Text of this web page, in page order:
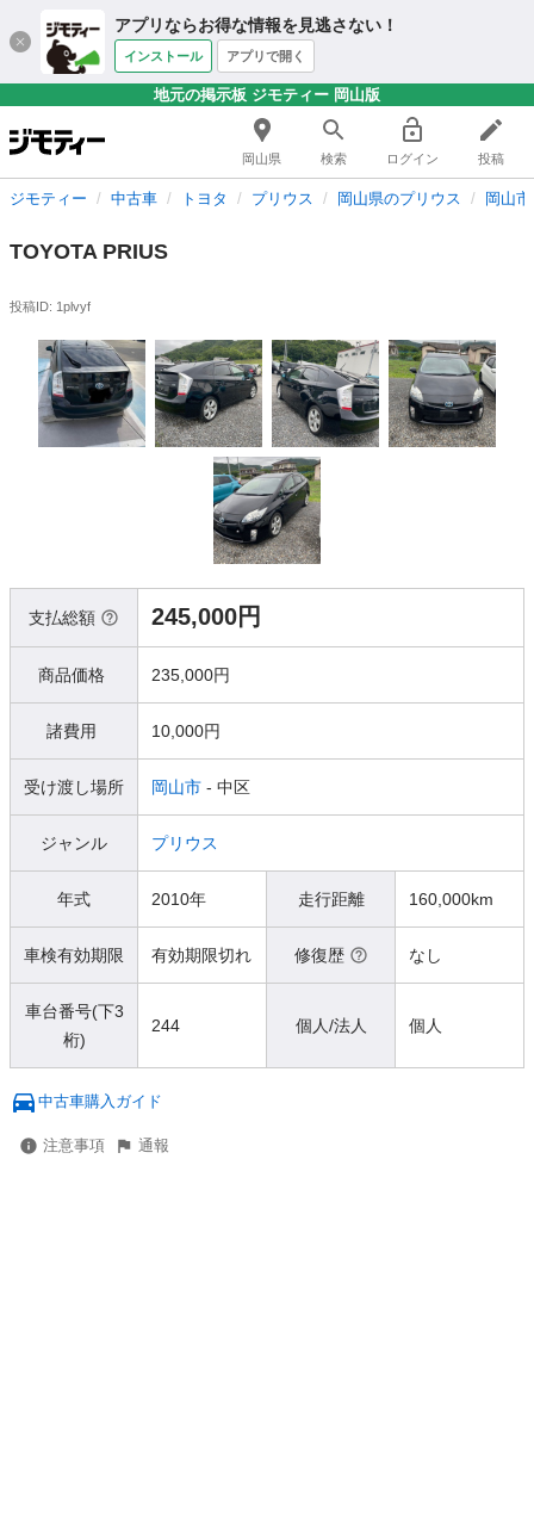
アプリならお得な情報を見逃さない！
インストール アプリで開く
地元の掲示板 ジモティー 岡山版
岡山県 検索 ログイン 投稿
ジモティー 中古車 トヨタ プリウス 岡山県のプリウス 岡山
TOYOTA PRIUS
投稿ID: 1plvyf
支払総額 245,000円
商品価格 235,000円
諸費用 10,000円
受け渡し場所 岡山市 - 中区
ジャンル プリウス
年式 2010年 走行距離 160,000km
車検有効期限 有効期限切れ 修復歴 なし
車台番号(下3
桁)
244 個人/法人 個人
中古車購入ガイド
注意事項 通報